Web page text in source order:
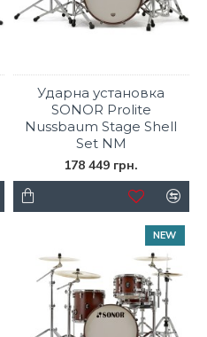
Ударна установка
SONOR Prolite
Nussbaum Stage Shell
Set NM
178 449 грн.
NEW